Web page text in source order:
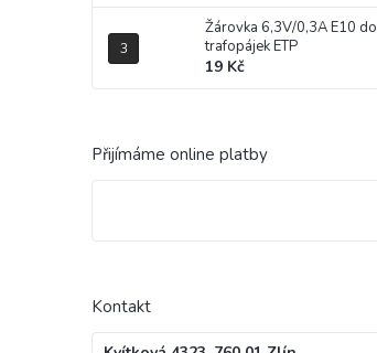
Žárovka 6,3V/0,3A E10 do
trafopájek ETP
19 Kč
Přijímáme online platby
Kontakt